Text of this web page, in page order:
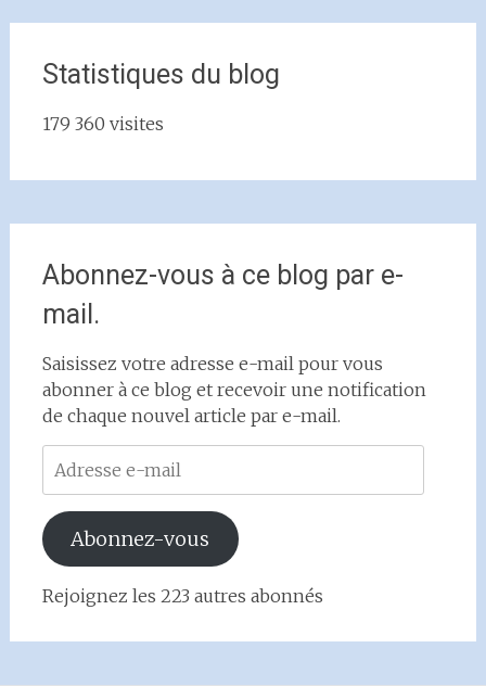
Statistiques du blog
179 360 visites
Abonnez-vous à ce blog par e-
mail.
Saisissez votre adresse e-mail pour vous
abonner à ce blog et recevoir une notification
de chaque nouvel article par e-mail.
Adresse
e-
mail
Abonnez-vous
Rejoignez les 223 autres abonnés